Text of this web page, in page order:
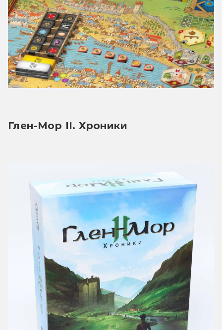
Глен-Мор II. Хроники